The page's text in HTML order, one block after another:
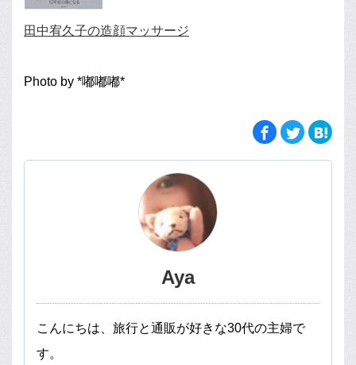
田中宥久子の造顔マッサージ
Photo by *嘟嘟嘟*
Aya
こんにちは、旅行と通販が好きな30代の主婦で
す。